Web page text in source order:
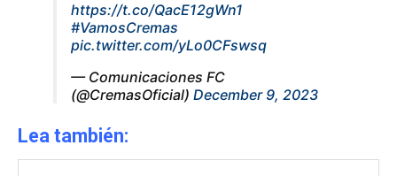
https://t.co/QacE12gWn1
#VamosCremas
pic.twitter.com/yLo0CFswsq
— Comunicaciones FC
(@CremasOficial) December 9, 2023
Lea también: